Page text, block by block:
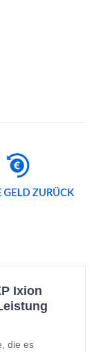
Ixion
die es